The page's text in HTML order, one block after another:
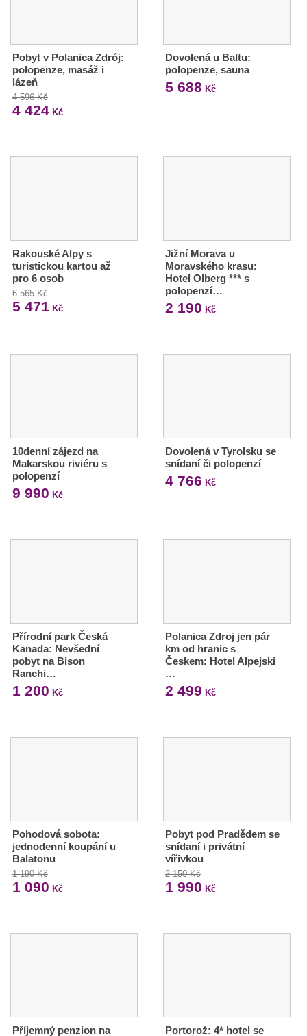
Pobyt v Polanica Zdrój:
polopenze, masáž i
lázeň
4 596 Kč
4 424 Kč
Dovolená u Baltu:
polopenze, sauna
5 688 Kč
Rakouské Alpy s
turistickou kartou až
pro 6 osob
6 565 Kč
5 471 Kč
Jižní Morava u
Moravského krasu:
Hotel Olberg *** s
polopenzí…
2 190 Kč
10denní zájezd na
Makarskou riviéru s
polopenzí
9 990 Kč
Dovolená v Tyrolsku se
snídaní či polopenzí
4 766 Kč
Přírodní park Česká
Kanada: Nevšední
pobyt na Bison
Ranchi…
1 200 Kč
Polanica Zdroj jen pár
km od hranic s
Českem: Hotel Alpejski
…
2 499 Kč
Pohodová sobota:
jednodenní koupání u
Balatonu
1 190 Kč
1 090 Kč
Pobyt pod Pradědem se
snídaní i privátní
vířivkou
2 150 Kč
1 990 Kč
Příjemný penzion na Portorož: 4* hotel se